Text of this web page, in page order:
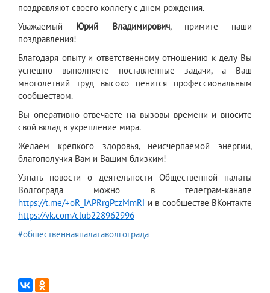
поздравляют своего коллегу с днём рождения.
Уважаемый Юрий Владимирович, примите наши
поздравления!
Благодаря опыту и ответственному отношению к делу Вы
успешно выполняете поставленные задачи, а Ваш
многолетний труд высоко ценится профессиональным
сообществом.
Вы оперативно отвечаете на вызовы времени и вносите
свой вклад в укрепление мира.
Желаем крепкого здоровья, неисчерпаемой энергии,
благополучия Вам и Вашим близким!
Узнать новости о деятельности Общественной палаты
Волгограда можно в телеграм-канале
https://t.me/+oR_iAPRrgPczMmRi и в сообществе ВКонтакте
https://vk.com/club228962996
#общественнаяпалатаволгограда